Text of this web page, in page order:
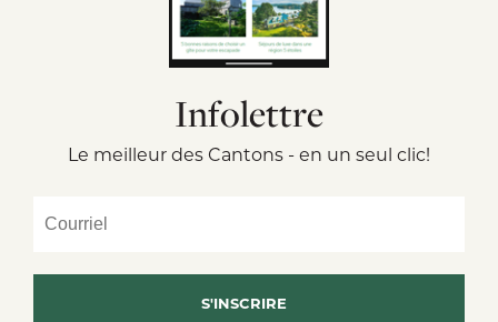
Infolettre
Le meilleur des Cantons - en un seul clic!